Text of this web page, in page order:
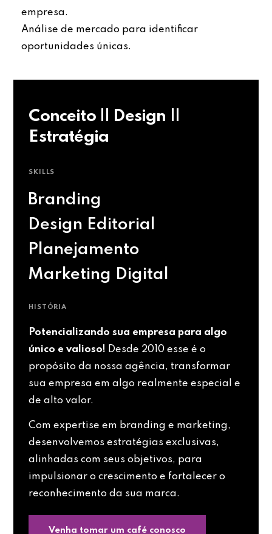
empresa.
Análise de mercado para identificar
oportunidades únicas.
Conceito || Design ||
Estratégia
SKILLS
Branding
Design Editorial
Planejamento
Marketing Digital
HISTÓRIA
Potencializando sua empresa para algo
único e valioso! Desde 2010 esse é o
propósito da nossa agência, transformar
sua empresa em algo realmente especial e
de alto valor.
Com expertise em branding e marketing,
desenvolvemos estratégias exclusivas,
alinhadas com seus objetivos, para
impulsionar o crescimento e fortalecer o
reconhecimento da sua marca.
Venha tomar um café conosco